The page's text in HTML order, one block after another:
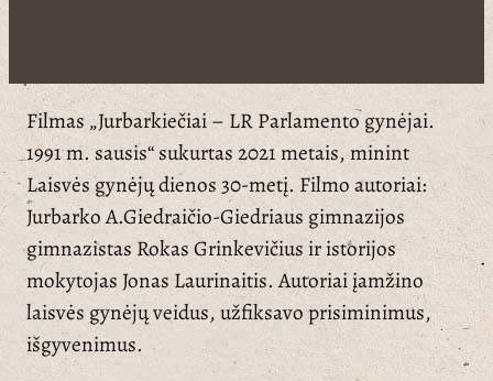
Filmas „Jurbarkiečiai – LR Parlamento gynėjai.
1991 m. sausis“ sukurtas 2021 metais, minint
Laisvės gynėjų dienos 30-metį. Filmo autoriai:
Jurbarko A.Giedraičio-Giedriaus gimnazijos
gimnazistas Rokas Grinkevičius ir istorijos
mokytojas Jonas Laurinaitis. Autoriai įamžino
laisvės gynėjų veidus, užfiksavo prisiminimus,
išgyvenimus.